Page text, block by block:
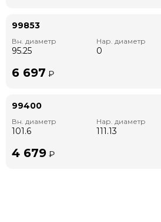
99853
Вн. диаметр
95.25
Нар. диаметр
0
6 697 ₽
99400
Вн. диаметр
101.6
Нар. диаметр
111.13
4 679 ₽